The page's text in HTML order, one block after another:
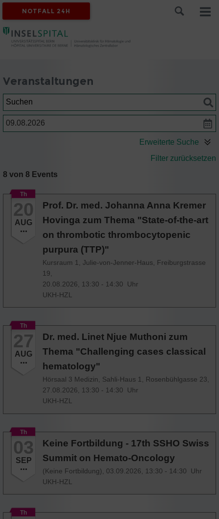
NOTFALL 24H
Veranstaltungen
Suchen
Datum
8 von 8 Events
Erweiterte Suche
Filter zurücksetzen
Th
20
AUG
Prof. Dr. med. Johanna Anna Kremer
Hovinga zum Thema "State-of-the-art
on thrombotic thrombocytopenic
purpura (TTP)"
Kursraum 1, Julie-von-Jenner-Haus, Freiburgstrasse
19,
20.08.2026, 13:30 - 14:30 Uhr
UKH-HZL
Th
27
AUG
Dr. med. Linet Njue Muthoni zum
Thema "Challenging cases classical
hematology"
Hörsaal 3 Medizin, Sahli-Haus 1, Rosenbühlgasse 23,
27.08.2026, 13:30 - 14:30 Uhr
UKH-HZL
Th
03
SEP
Keine Fortbildung - 17th SSHO Swiss
Summit on Hemato-Oncology
(Keine Fortbildung),
03.09.2026, 13:30 - 14:30 Uhr
UKH-HZL
Th